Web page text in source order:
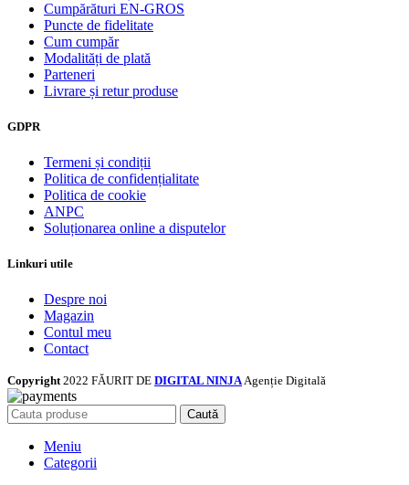
Cumpărături EN-GROS
Puncte de fidelitate
Cum cumpăr
Modalități de plată
Parteneri
Livrare și retur produse
GDPR
Termeni și condiții
Politica de confidențialitate
Politica de cookie
ANPC
Soluționarea online a disputelor
Linkuri utile
Despre noi
Magazin
Contul meu
Contact
Copyright 2022 FĂURIT DE DIGITAL NINJAAgenție Digitală
Caută
Meniu
Categorii